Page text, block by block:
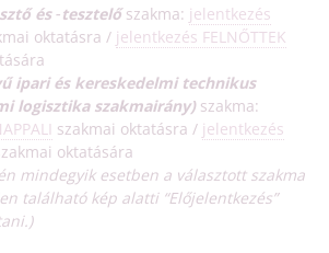
és ‑tesztelőszakma: jelentkezés
oktatásra / jelentkezés FELNŐTTEK
ipari és kereskedelmi technikus
logisztika szakmairány)szakma:
szakmai oktatásra / jelentkezés
oktatására
mindegyik esetben a választott szakma
található kép alatti “Előjelentkezés”